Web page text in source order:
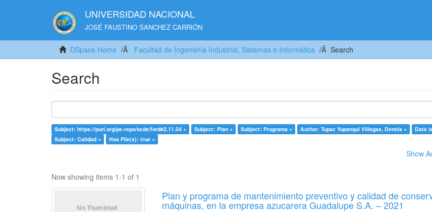
UNIVERSIDAD NACIONAL
JOSÉ FAUSTINO SANCHEZ CARRIÓN
DSpace Home Facultad de Ingeniería Industrial, Sistemas e Informática Search
Search
Subject: https://purl.org/pe-repo/ocde/ford#2.11.04 × Subject: Plan × Subject: Programa × Author: Tupac Yupanqui Villegas, Dennis ×
Date
Subject: Calidad ×
Has File(s): true ×
Show
Now showing items 1-1 of 1
Plan y programa de mantenimiento preventivo y calidad de
máquinas, en la empresa azucarera Guadalupe S.A. – 2021